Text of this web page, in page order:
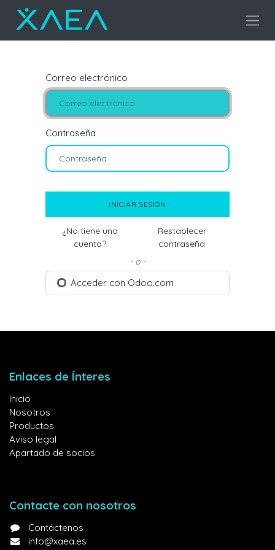
Correo electrónico
Contraseña
INICIAR SESIÓN
¿No tiene una
cuenta?
Restablecer
contraseña
- o -
Acceder con Odoo.com
Enlaces de Ínteres
Inicio
Nosotros
Productos
Aviso legal
Apartado de socios
Contacte con nosotros
Contáctenos
info@xaea.es